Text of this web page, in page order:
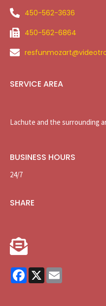
450-562-3636
450-562-6864
SERVICE AREA
Lachute and the surrounding
BUSINESS HOURS
24/7
SHARE
Facebook
X